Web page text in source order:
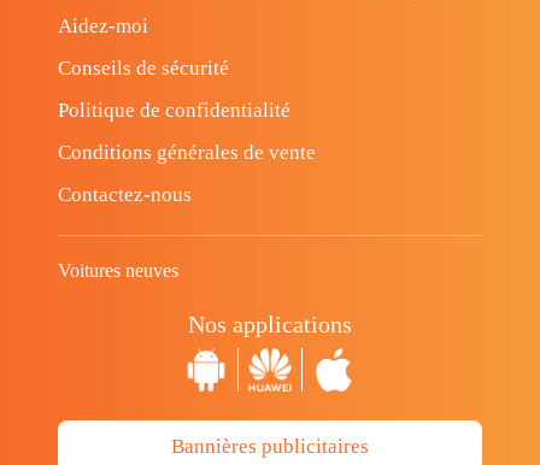
Aidez-moi
Conseils de sécurité
Politique de confidentialité
Conditions générales de vente
Contactez-nous
Voitures neuves
Nos applications
Bannières publicitaires